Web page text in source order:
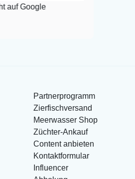
auf Google
Partnerprogramm
Zierfischversand
Meerwasser Shop
Züchter-Ankauf
Content anbieten
Kontaktformular
Influencer